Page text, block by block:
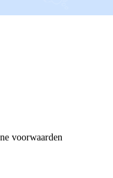
voorwaarden